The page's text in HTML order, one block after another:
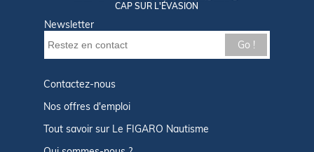
CAP SUR L'ÉVASION
Newsletter
Go !
Contactez-nous
Nos offres d'emploi
Tout savoir sur Le FIGARO Nautisme